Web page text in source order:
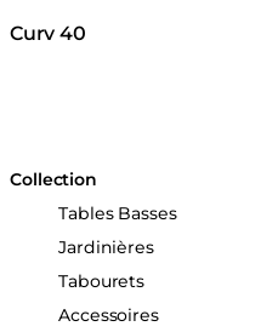
Curv 40
Collection
Tables Basses
Jardinières
Tabourets
Accessoires